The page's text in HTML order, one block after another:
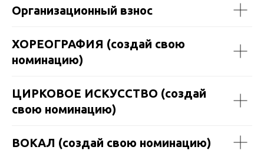
Организационный взнос
ХОРЕОГРАФИЯ (создай свою
номинацию)
ЦИРКОВОЕ ИСКУССТВО (создай
свою номинацию)
ВОКАЛ (создай свою номинацию)